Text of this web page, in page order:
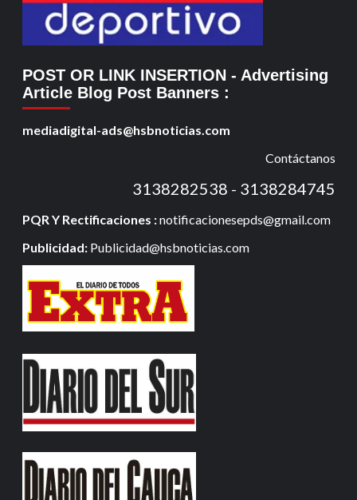
POST OR LINK INSERTION - Advertising
Article Blog Post Banners :
mediadigital-ads@hsbnoticias.com
Contáctanos
3138282538 - 3138284745
PQR Y Rectificaciones :notificacionesepds@gmail.com
Publicidad: Publicidad@hsbnoticias.com